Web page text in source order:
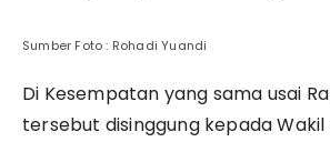
Sumber Foto : Rohadi Yuandi
Di Kesempatan yang sama usai
tersebut disinggung kepada Wakil